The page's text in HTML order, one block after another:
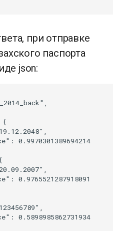
при отправке
паспорта
json:
{
0.9970301389694214
0.9765521287918091
0.5898985862731934